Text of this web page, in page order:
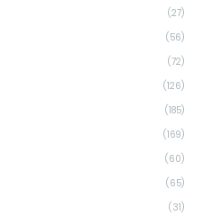
(27)
(56)
(72)
(126)
(185)
(169)
(60)
(65)
(31)